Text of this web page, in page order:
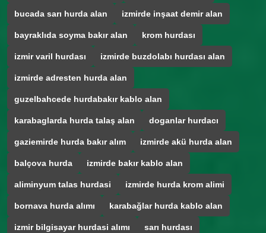
bucada sarı hurda alan izmirde inşaat demir alan
bayraklıda soyma bakır alan krom hurdası
izmir varil hurdası izmirde buzdolabı hurdası alan
izmirde adresten hurda alan
guzelbahcede hurdabakır kablo alan
karabaglarda hurda talaş alan doganlar hurdacı
gaziemirde hurda bakır alım izmirde akü hurda alan
balçova hurda izmirde bakır kablo alan
aliminyum talas hurdasi izmirde hurda krom alimi
bornava hurda alımı karabağlar hurda kablo alan
izmir bilgisayar hurdasi alımı sarı hurdası